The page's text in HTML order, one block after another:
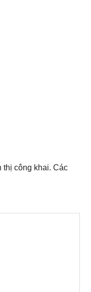
thị công khai. Các